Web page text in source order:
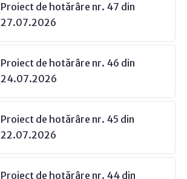
Proiect de hotărâre nr. 47 din
27.07.2026
Proiect de hotărâre nr. 46 din
24.07.2026
Proiect de hotărâre nr. 45 din
22.07.2026
Proiect de hotărâre nr. 44 din